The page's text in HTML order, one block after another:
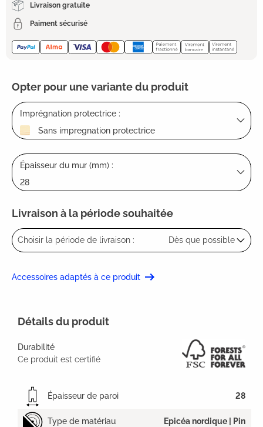
Livraison gratuite
Paiment sécurisé
Opter pour une variante du produit
Imprégnation protectrice :
Sans impregnation protectrice
Épaisseur du mur (mm) :
28
Livraison à la période souhaitée
Choisir la période de livraison : Dès que possible
Accessoires adaptés à ce produit
Détails du produit
Durabilité
Ce produit est certifié
Épaisseur de paroi 28
Type de matériau Epicéa nordique | Pin